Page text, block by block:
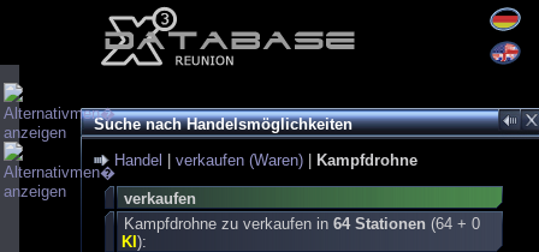
Suche nach Handelsmöglichkeiten
Handel
verkaufen (Waren) Kampfdrohne
verkaufen
Kampfdrohne zu verkaufen in 64 Stationen (64 + 0
KI ):